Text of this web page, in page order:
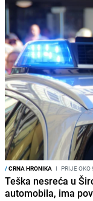
/CRNA HRONIKA I PRIJE OKO
Teška nesreća u
automobila, ima